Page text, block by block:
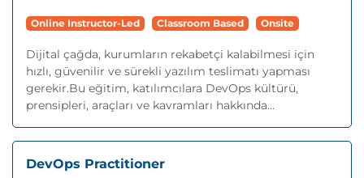
Online Instructor-Led Classroom Based Onsite
Dijital çağda, kurumların rekabetçi kalabilmesi için
hızlı, güvenilir ve sürekli yazılım teslimatı yapması
gerekir.Bu eğitim, katılımcılara DevOps kültürü,
prensipleri, araçları ve kavramları hakkında...
DevOps Practitioner